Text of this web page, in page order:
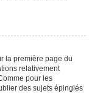
la première page du
relativement
pour les
des sujets épinglés